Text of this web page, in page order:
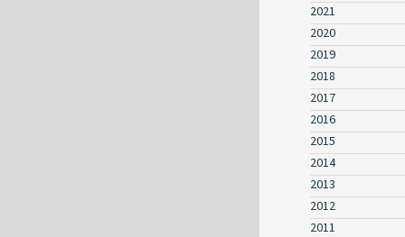
2021
2020
2019
2018
2017
2016
2015
2014
2013
2012
2011